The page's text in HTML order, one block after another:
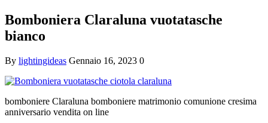
Bomboniera Claraluna vuotatasche
bianco
By lightingideas Gennaio 16, 2023 0
bomboniere Claraluna bomboniere matrimonio comunione cresima
anniversario vendita on line